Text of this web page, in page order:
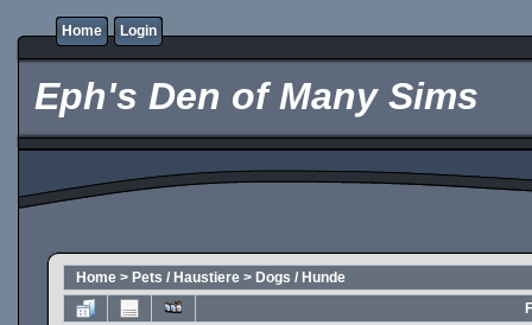
Home Login
Eph's Den of Many Sims
Home > Pets / Haustiere > Dogs / Hunde